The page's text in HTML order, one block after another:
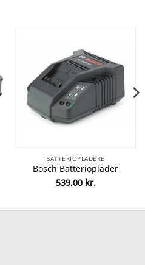
BATTERIOPLADERE
Bosch Batterioplader
539,00 kr.